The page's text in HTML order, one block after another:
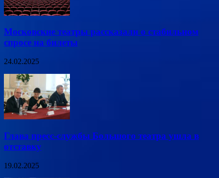
Московские театры рассказали о стабильном
спросе на билеты
24.02.2025
Глава пресс-службы Большого театра ушла в
отставку
19.02.2025